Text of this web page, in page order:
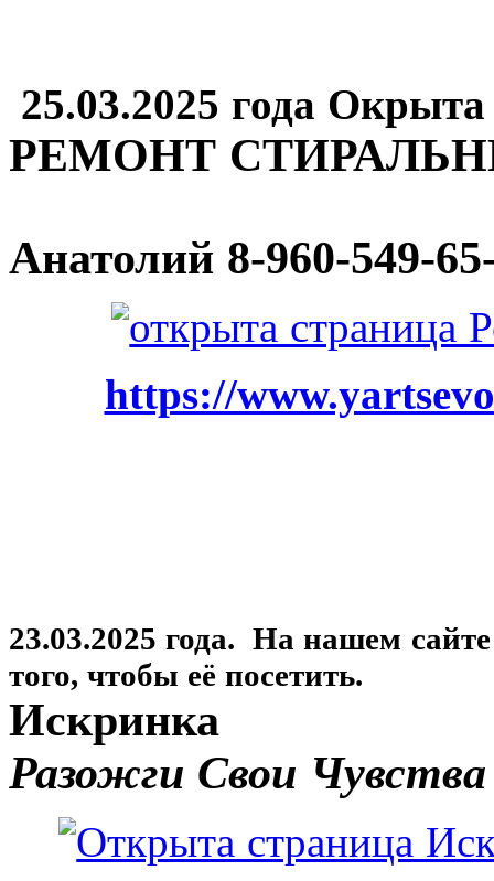
25.03.2025 года
РЕМОНТ
Анатолий 8-960-549-
https://
23.03.2025 года. На нашем
того, чтобы её посетить.
Искринка
Разожги Свои Чувства